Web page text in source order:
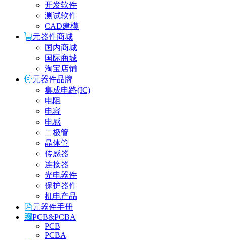
开发软件
测试软件
CAD建模
元器件商城
国内商城
国际商城
淘宝店铺
元器件品牌
集成电路(IC)
电阻
电容
电感
二极管
晶体管
传感器
连接器
光电器件
保护器件
机电产品
元器件手册
PCB&PCBA
PCB
PCBA